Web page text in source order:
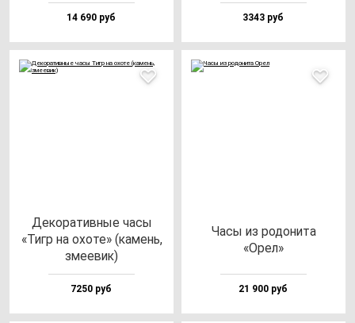
14 690 руб 3343 руб
Деко­ра­тив­ные ча­сы
«Тигр на охо­те» (ка­мень,
зме­евик)
7250 руб
Часы из ро­до­ни­та
«Орел»
21 900 руб